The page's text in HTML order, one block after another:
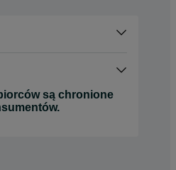
są chronione